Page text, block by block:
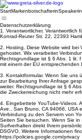
StartMarkenbotschafterinSpeakerin
Datenschutzerklärung
1. Verantwortlicher. Verantwortlich
Konrad-Reuter Str. 22, 22393
2. Hosting. Diese Website wird bei
gehostet. Wix verarbeitet
Rechtsgrundlage ist § 6 Abs. 1 lit.
mit einem der EU entsprechenden
3. Kontaktformular. Wenn Sie uns
zur Bearbeitung Ihrer Anfrage
weiter. Rechtsgrundlage ist § 6
die Zweckerreichung nicht mehr
4. Eingebettete YouTube-Videos.
Ave., San Bruno, CA 94066, USA
Verbindung zu den Servern von
Seiten Sie besuchen. Wenn Sie
Surfverhalten direkt Ihrem
DSGVO. Weitere Informationen
https://policies.google.com/privacy